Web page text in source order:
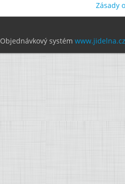
Zásady
Objednávkový systém www.jidelna.cz